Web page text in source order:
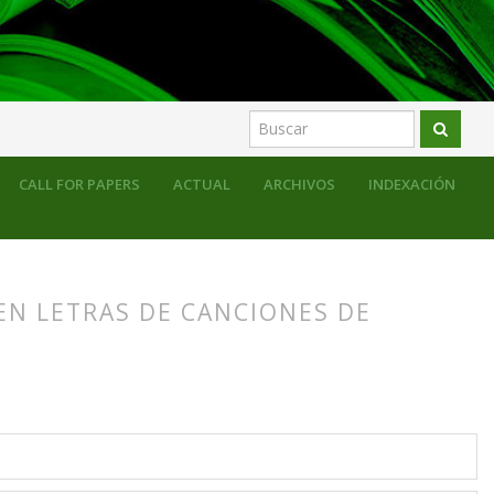
CALL FOR PAPERS ACTUAL ARCHIVOS INDEXACIÓN
LETRAS DE CANCIONES DE